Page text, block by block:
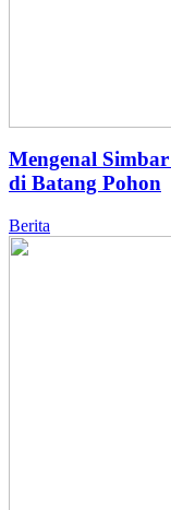
Mengenal
di Batang Pohon
Berita